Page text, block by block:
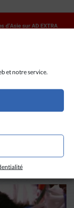
et notre service.